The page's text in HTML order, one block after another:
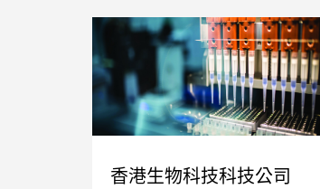
香港生物科技科技公司